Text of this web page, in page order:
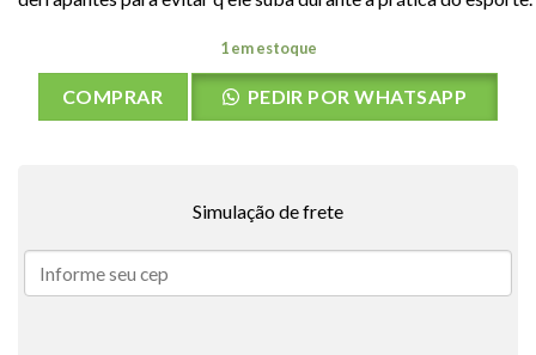
1 em estoque
COMPRAR PEDIR POR WHATSAPP
Simulação de frete